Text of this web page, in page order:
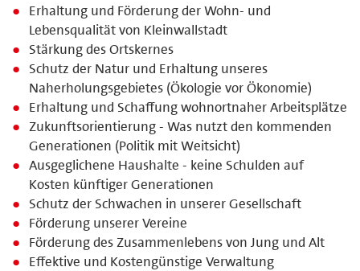
Erhaltung und Förderung der Wohn- und
Lebensqualität von Kleinwallstadt
Stärkung des Ortskernes
Schutz der Natur und Erhaltung unseres
Naherholungsgebietes (Ökologie vor Ökonomie)
Erhaltung und Schaffung wohnortnaher Arbeitsplätze
Zukunftsorientierung - Was nutzt den kommenden
Generationen (Politik mit Weitsicht)
Ausgeglichene Haushalte - keine Schulden auf
Kosten künftiger Generationen
Schutz der Schwachen in unserer Gesellschaft
Förderung unserer Vereine
Förderung des Zusammenlebens von Jung und Alt
Effektive und Kostengünstige Verwaltung